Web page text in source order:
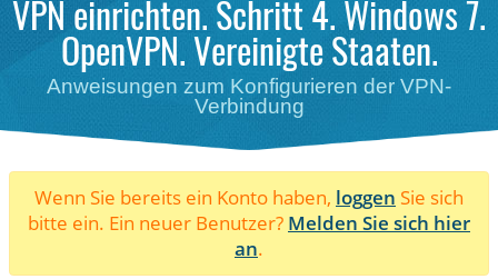
VPN einrichten. Schritt 4. Windows 7.
OpenVPN. Vereinigte Staaten.
Anweisungen zum Konfigurieren der VPN-
Verbindung
Wenn Sie bereits ein Konto haben, loggen Sie sich
bitte ein. Ein neuer Benutzer? Melden Sie sich hier
an.